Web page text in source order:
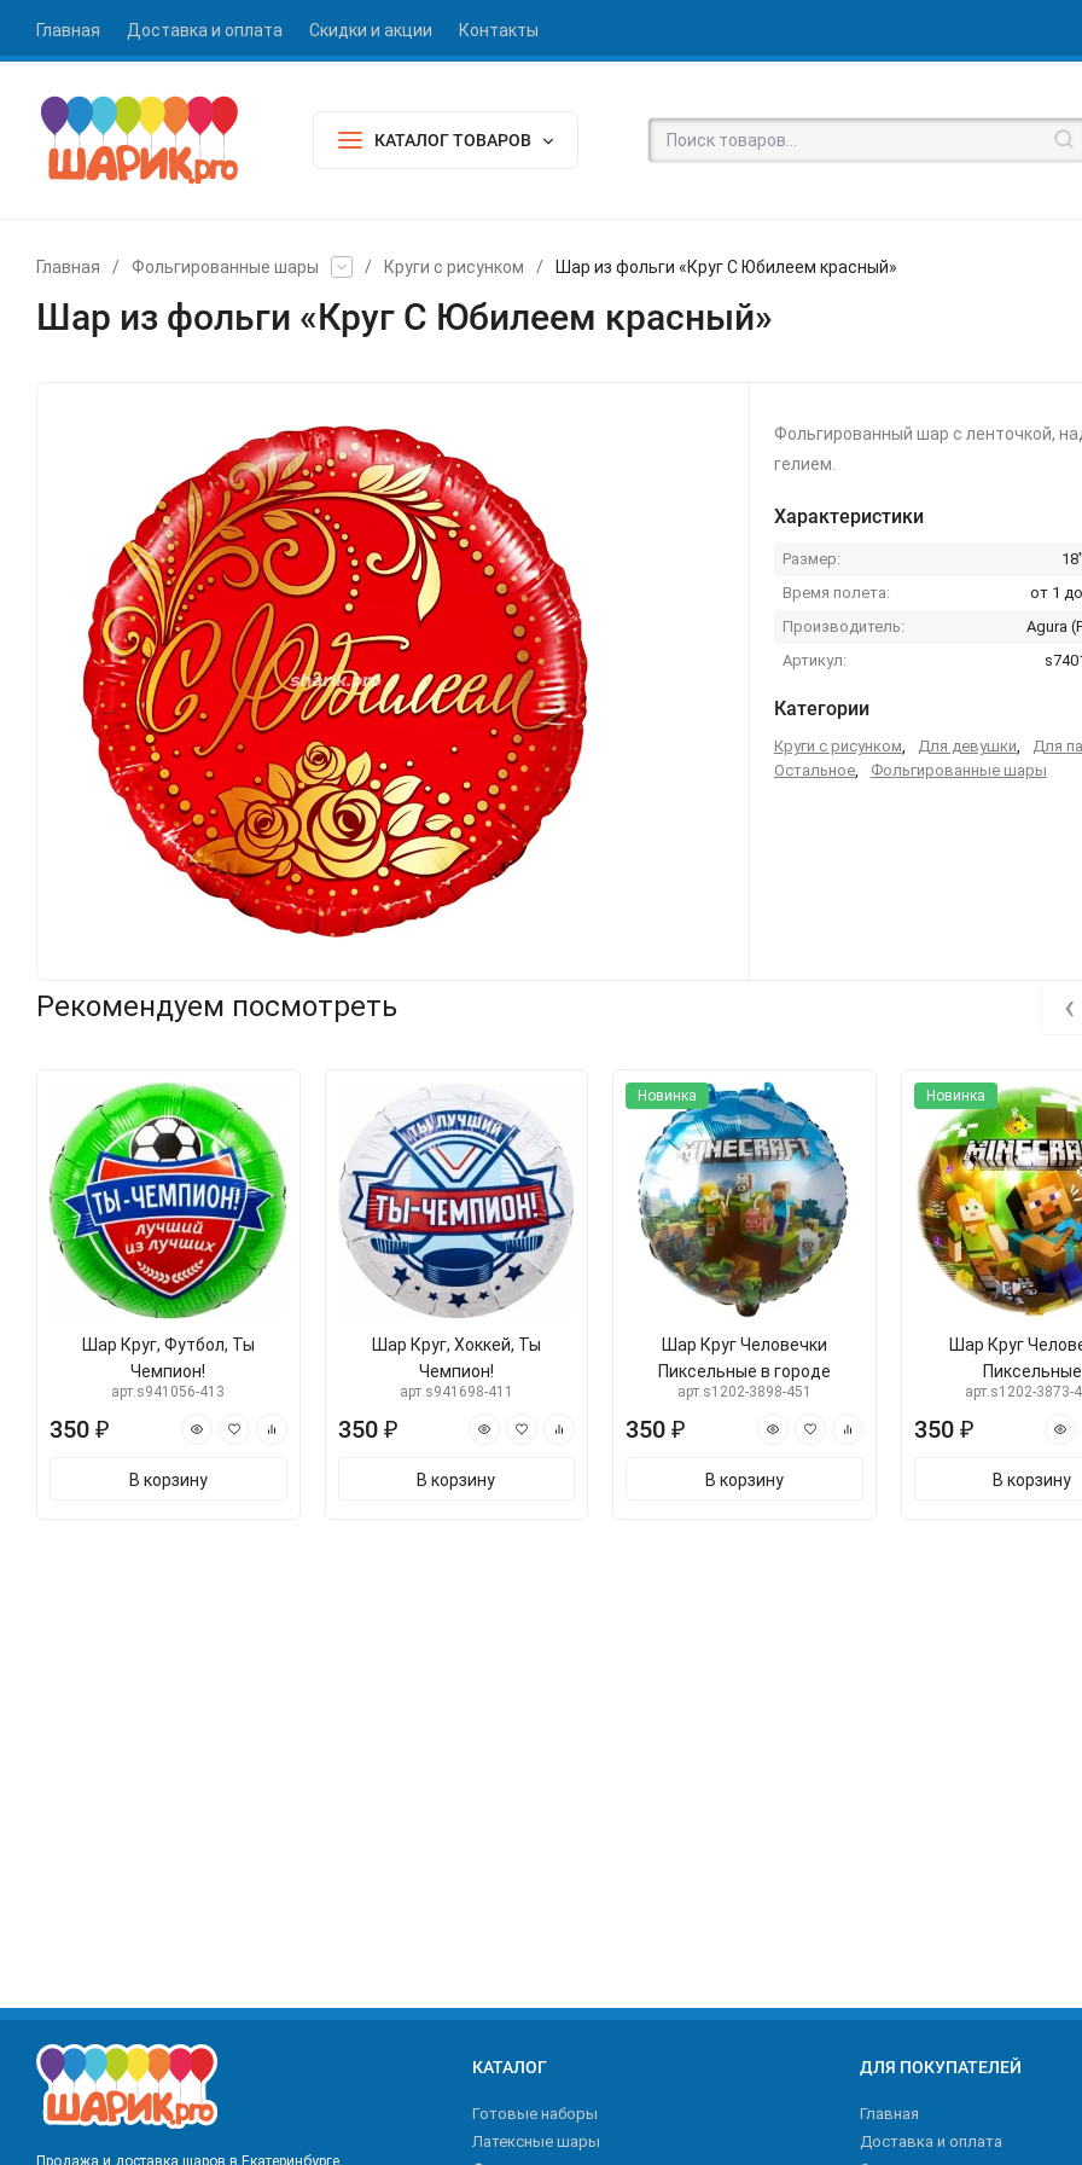
Главная Доставка и оплата Скидки и акции Контакты
КАТАЛОГ ТОВАРОВ
Главная / Фольгированные шары / Круги с рисунком / Шар из фольги «Круг С Юбилеем красный»
Шар из фольги «Круг С Юбилеем красный»
Фольгированный шар с ленточкой,
гелием.
Характеристики
Размер:
Время полета:
от 1
Производитель:
Agura
Артикул:
Категории
Круги с рисунком, Для девушки, Для
Остальное, Фольгированные шары
Рекомендуем посмотреть
Шар Круг, Футбол, Ты
Чемпион!
арт.s941056-413
350 ₽
В корзину
Шар Круг, Хоккей, Ты
Чемпион!
арт.s941698-411
350 ₽
В корзину
Новинка
Шар Круг Человечки
Пиксельные в городе
арт.s1202-3898-451
350 ₽
В корзину
Новинка
Шар Круг
Пиксельные
арт.s1202-3873-
350 ₽
В корзину
‹
Продажа и доставка шаров в Екатеринбурге.
КАТАЛОГ
Готовые наборы
Латексные шары
ДЛЯ ПОКУПАТЕЛЕЙ
Главная
Доставка и оплата